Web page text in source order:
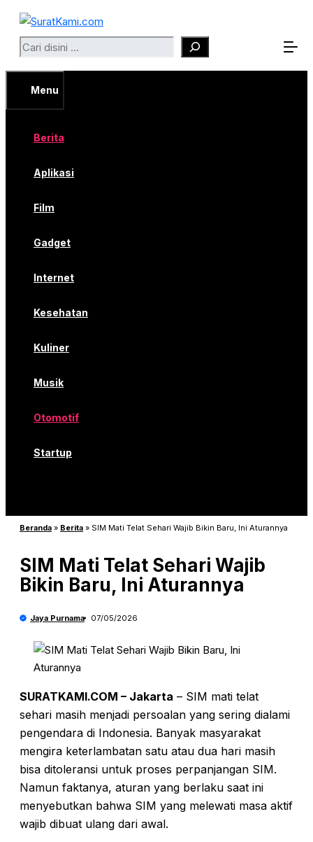
Langsung
Search
Menu
Berita
Aplikasi
Film
Gadget
Internet
Kesehatan
Kuliner
Musik
Otomotif
Startup
Beranda » Berita » SIM Mati Telat Sehari Wajib Bikin Baru, Ini Aturannya
SIM Mati Telat Sehari Wajib
Bikin Baru, Ini Aturannya
Jaya Purnama 07/05/2026
SURATKAMI.COM – Jakarta – SIM mati telat
sehari masih menjadi persoalan yang sering dialami
pengendara di Indonesia. Banyak masyarakat
mengira keterlambatan satu atau dua hari masih
bisa ditoleransi untuk proses perpanjangan SIM.
Namun faktanya, aturan yang berlaku saat ini
menyebutkan bahwa SIM yang melewati masa aktif
wajib dibuat ulang dari awal.